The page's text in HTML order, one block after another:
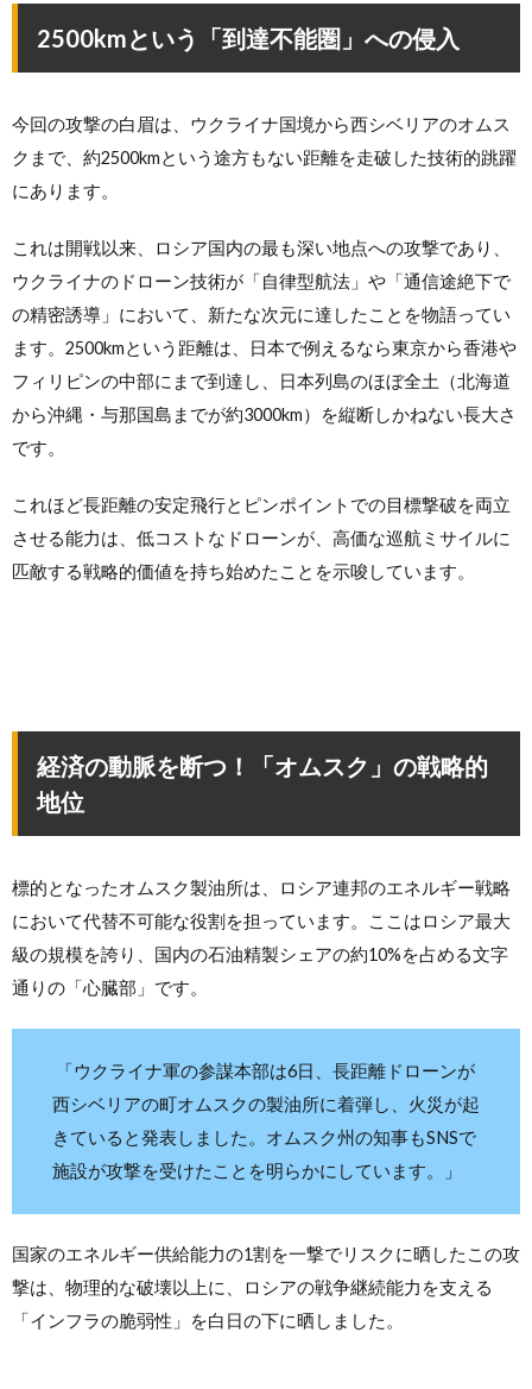
2500kmという「到達不能圏」への侵入
今回の攻撃の白眉は、ウクライナ国境から西シベリアのオムス
クまで、約2500kmという途方もない距離を走破した技術的跳躍
にあります。
これは開戦以来、ロシア国内の最も深い地点への攻撃であり、
ウクライナのドローン技術が「自律型航法」や「通信途絶下で
の精密誘導」において、新たな次元に達したことを物語ってい
ます。2500kmという距離は、日本で例えるなら東京から香港や
フィリピンの中部にまで到達し、日本列島のほぼ全土（北海道
から沖縄・与那国島までが約3000km）を縦断しかねない長大さ
です。
これほど長距離の安定飛行とピンポイントでの目標撃破を両立
させる能力は、低コストなドローンが、高価な巡航ミサイルに
匹敵する戦略的価値を持ち始めたことを示唆しています。
経済の動脈を断つ！「オムスク」の戦略的
地位
標的となったオムスク製油所は、ロシア連邦のエネルギー戦略
において代替不可能な役割を担っています。ここはロシア最大
級の規模を誇り、国内の石油精製シェアの約10%を占める文字
通りの「心臓部」です。
「ウクライナ軍の参謀本部は6日、長距離ドローンが
西シベリアの町オムスクの製油所に着弾し、火災が起
きていると発表しました。オムスク州の知事もSNSで
施設が攻撃を受けたことを明らかにしています。」
国家のエネルギー供給能力の1割を一撃でリスクに晒したこの攻
撃は、物理的な破壊以上に、ロシアの戦争継続能力を支える
「インフラの脆弱性」を白日の下に晒しました。